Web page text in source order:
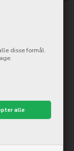
disse formål.
connector
iPad13,6, iPad13,7